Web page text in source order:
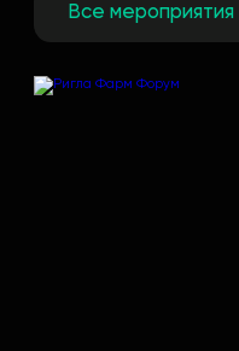
Все мероприятия